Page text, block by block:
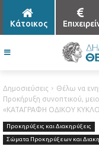
Κάτοικος
Δημοσιεύσεις Θέλω να
Προκήρυξη συνοπτικού,
«ΚΑΤΑΓΡΑΦΗ ΟΔΙΚΟΥ
Προκηρύξεις και Διακηρύξεις
Σώματα Προκηρύξεων και